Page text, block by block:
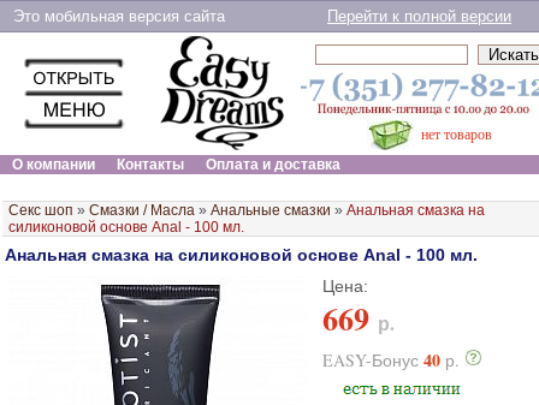
Это мобильная версия сайта Перейти к полной версии
нет товаров
О компании
Контакты Оплата и доставка
Секс шоп » Смазки / Масла » Анальные смазки » Анальная смазка на
силиконовой основе Anal - 100 мл.
Анальная смазка на силиконовой основе Anal - 100 мл.
Цена:
669 р.
EASY-Бонус 40 р.